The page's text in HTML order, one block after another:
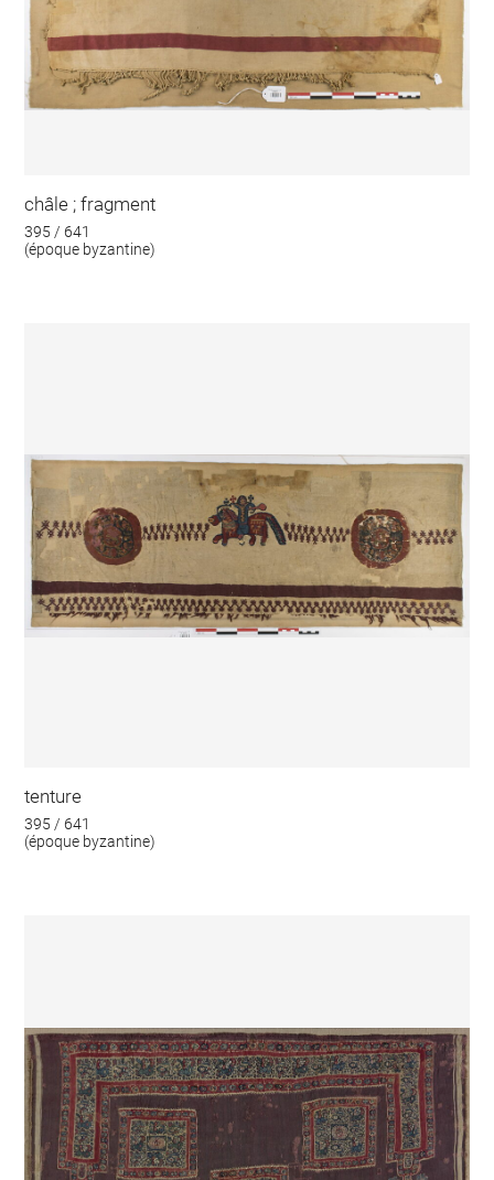
châle ; fragment
395 / 641
(époque byzantine)
tenture
395 / 641
(époque byzantine)